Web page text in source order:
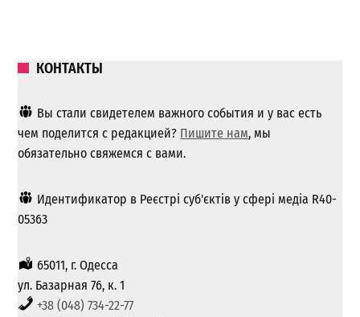
КОНТАКТЫ
Вы стали свидетелем важного события и у вас есть
чем поделится с редакцией? Пишите нам, мы
обязательно свяжемся с вами.
Идентификатор в Реєстрі суб'єктів у сфері медіа R40-
05363
65011, г. Одесса
ул. Базарная 76, к. 1
+38 (048) 734-22-77